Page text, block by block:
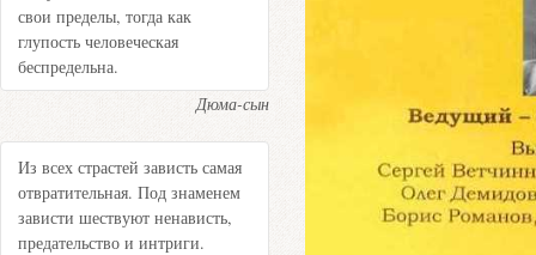
свои пределы, тогда как
глупость человеческая
беспредельна.
Дюма-сын
Из всех страстей зависть самая
отвратительная. Под знаменем
зависти шествуют ненависть,
предательство и интриги.